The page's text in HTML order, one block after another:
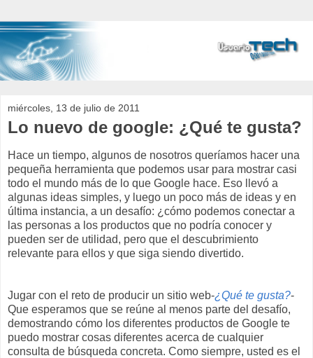
miércoles, 13 de julio de 2011
Lo nuevo de google: ¿Qué te gusta?
Hace un tiempo, algunos de nosotros queríamos hacer una
pequeña herramienta que podemos usar para mostrar casi
todo el mundo más de lo que Google hace. Eso llevó a
algunas ideas simples, y luego un poco más de ideas y en
última instancia, a un desafío: ¿cómo podemos conectar a
las personas a los productos que no podría conocer y
pueden ser de utilidad, pero que el descubrimiento
relevante para ellos y que siga siendo divertido.
Jugar con el reto de producir un sitio web-¿Qué te gusta?-
Que esperamos que se reúne al menos parte del desafío,
demostrando cómo los diferentes productos de Google te
puedo mostrar cosas diferentes acerca de cualquier
consulta de búsqueda concreta. Como siempre, usted es el